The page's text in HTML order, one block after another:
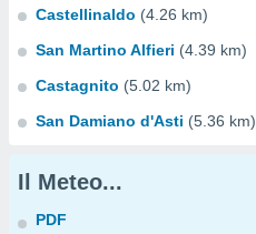
Castellinaldo (4.26 km)
San Martino Alfieri (4.39 km)
Castagnito (5.02 km)
San Damiano d'Asti (5.36 km)
Il Meteo...
PDF